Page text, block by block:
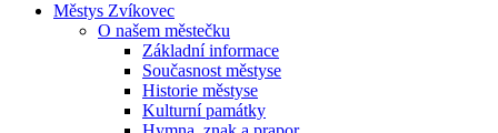
Městys Zvíkovec
O našem městečku
Základní informace
Současnost městyse
Historie městyse
Kulturní památky